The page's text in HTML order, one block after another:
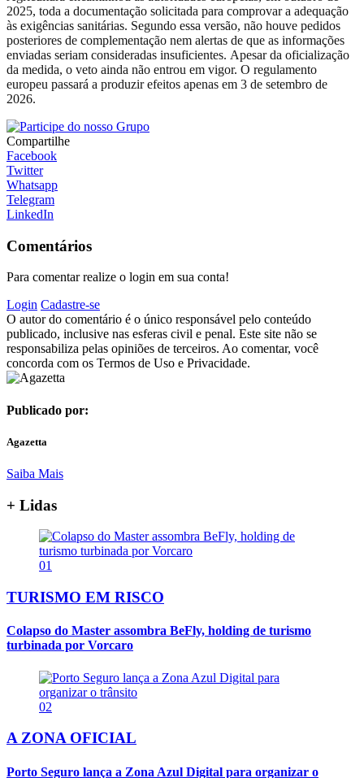
2025, toda a documentação solicitada para comprovar a adequação
às exigências sanitárias. Segundo essa versão, não houve pedidos
posteriores de complementação nem alertas de que as informações
enviadas seriam consideradas insuficientes. Apesar da oficialização
da medida, o veto ainda não entrou em vigor. O regulamento
europeu passará a produzir efeitos apenas em 3 de setembro de
2026.
Compartilhe
Facebook
Twitter
Whatsapp
Telegram
LinkedIn
Comentários
Para comentar realize o login em sua conta!
Login Cadastre-se
O autor do comentário é o único responsável pelo conteúdo
publicado, inclusive nas esferas civil e penal. Este site não se
responsabiliza pelas opiniões de terceiros. Ao comentar, você
concorda com os Termos de Uso e Privacidade.
Publicado por:
Agazetta
Saiba Mais
+ Lidas
01
TURISMO EM RISCO
Colapso do Master assombra BeFly, holding de turismo
turbinada por Vorcaro
02
A ZONA OFICIAL
Porto Seguro lança a Zona Azul Digital para organizar o